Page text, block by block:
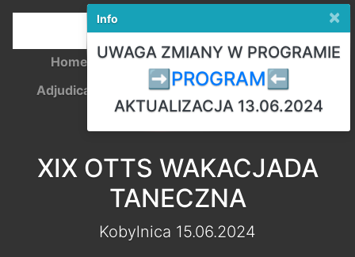
Info ×
UWAGA ZMIANY W PROGRAMIE
➡️PROGRAM⬅️
AKTUALIZACJA 13.06.2024
Home Registration
Competition Rules
Adjudicators
Payments Start lists
Results
XIX OTTS WAKACJADA
TANECZNA
Kobylnica 15.06.2024